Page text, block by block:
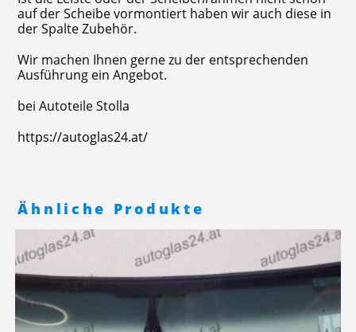
auf der Scheibe vormontiert haben wir auch diese in
der Spalte Zubehör.
Wir machen Ihnen gerne zu der entsprechenden
Ausführung ein Angebot.
bei Autoteile Stolla
https://autoglas24.at/
Ähnliche Produkte